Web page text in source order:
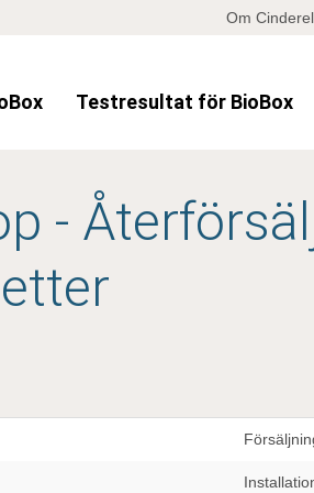
Om
Testresultat för BioBox
-